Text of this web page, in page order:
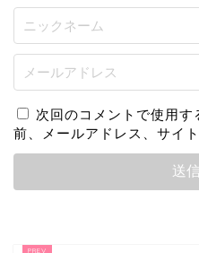
次回のコメントで使用す
前、メールアドレス、サイト